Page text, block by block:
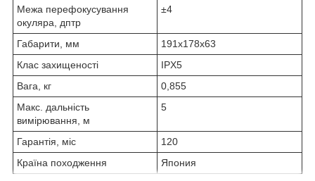
Межа перефокусування
окуляра, дптр
±4
Габарити, мм
191х178х63
Клас захищеності
IPX5
Вага, кг
0,855
Макс. дальність
вимірювання, м
5
Гарантія, міс
120
Країна походження
Япония